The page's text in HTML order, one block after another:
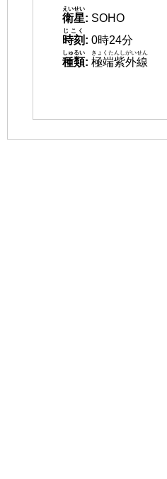
衛星
えいせい
: SOHO
時刻
じこく
: 0時24分
種類
しゅるい
: 極端紫外線
きょくたんしがいせん